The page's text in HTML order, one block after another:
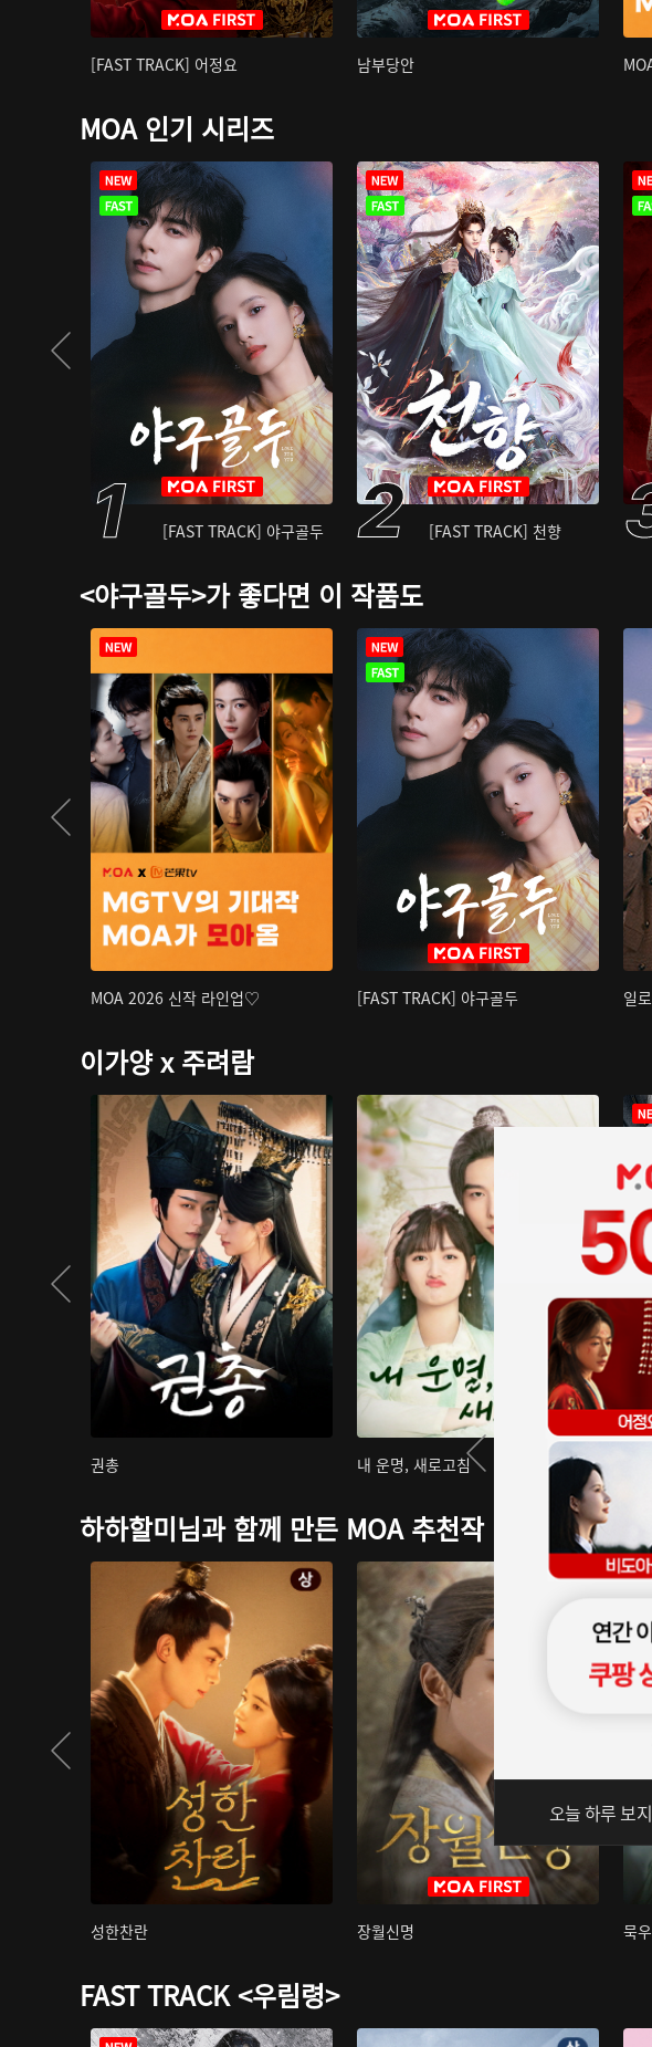
[FAST TRACK] 어정요 남부당안
MOA 인기 시리즈
[FAST TRACK] 야구골두 [FAST TRACK] 천향
<야구골두>가 좋다면 이 작품도
MOA 2026 신작 라인업♡ [FAST TRACK] 야구골두 일
이가양 x 주려람
권총 내 운명, 새로고침
하하할미님과 함께 만든 MOA 추천작
성한찬란 장월신명 묵
FAST TRACK <우림령>
오늘 하루 보